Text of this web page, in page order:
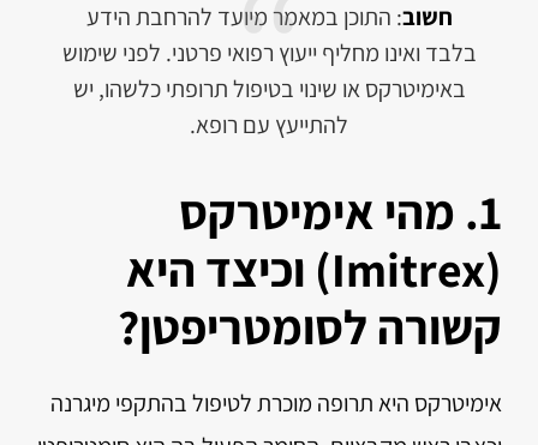
חשוב: התוכן במאמר מיועד להרחבת הידע
בלבד ואינו מחליף ייעוץ רפואי פרטני. לפני שימוש
באימיטרקס או שינוי בטיפול תרופתי כלשהו, יש
להתייעץ עם רופא.
1. מהי אימיטרקס
(Imitrex) וכיצד היא
קשורה לסומטריפטן?
אימיטרקס היא תרופה מוכרת לטיפול בהתקפי מיגרנה